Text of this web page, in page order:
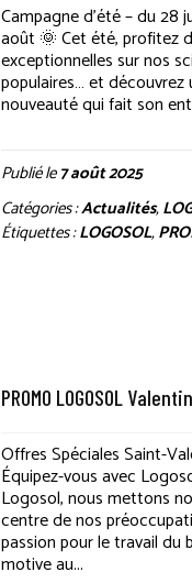
Campagne d’été – du 28
août 🌞 Cet été, profitez
exceptionnelles sur nos
populaires… et découvrez
nouveauté qui fait son
Publié le7 août 2025
Catégories :Actualités,
Étiquettes :LOGOSOL,
PROMO LOGOSOL
Offres Spéciales Saint-
Équipez-vous avec
Logosol, nous mettons
centre de nos
passion pour le travail du
motive au...